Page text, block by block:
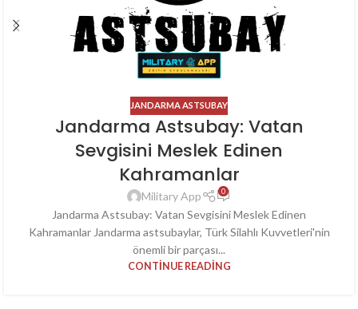
JANDARMA ASTSUBAY
Jandarma Astsubay: Vatan
Sevgisini Meslek Edinen
Kahramanlar
Military App 0
Jandarma Astsubay: Vatan Sevgisini Meslek Edinen
Kahramanlar Jandarma astsubaylar, Türk Silahlı Kuvvetleri'nin
önemli bir parçası...
CONTINUE READING